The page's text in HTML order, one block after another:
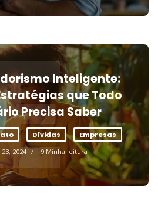
Inteligente:
que Todo
Precisa Saber
Dívidas Empresas
2024 9 Minha leitura